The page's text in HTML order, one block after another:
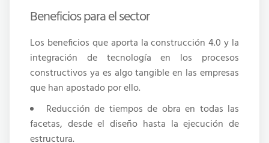
Beneficios para el sector
Los beneficios que aporta la construcción 4.0 y la
integración de tecnología en los procesos
constructivos ya es algo tangible en las empresas
que han apostado por ello.
Reducción de tiempos de obra en todas las
facetas, desde el diseño hasta la ejecución de
estructura.